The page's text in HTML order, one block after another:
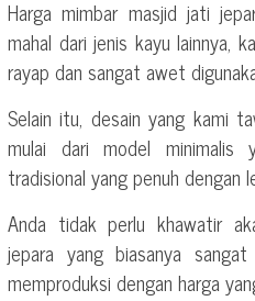
Harga mimbar masjid jati
mahal dari jenis kayu lainnya,
rayap dan sangat awet
Selain itu, desain yang kami
mulai dari model minimalis
tradisional yang penuh dengan
Anda tidak perlu khawatir
jepara yang biasanya
memproduksi dengan harga